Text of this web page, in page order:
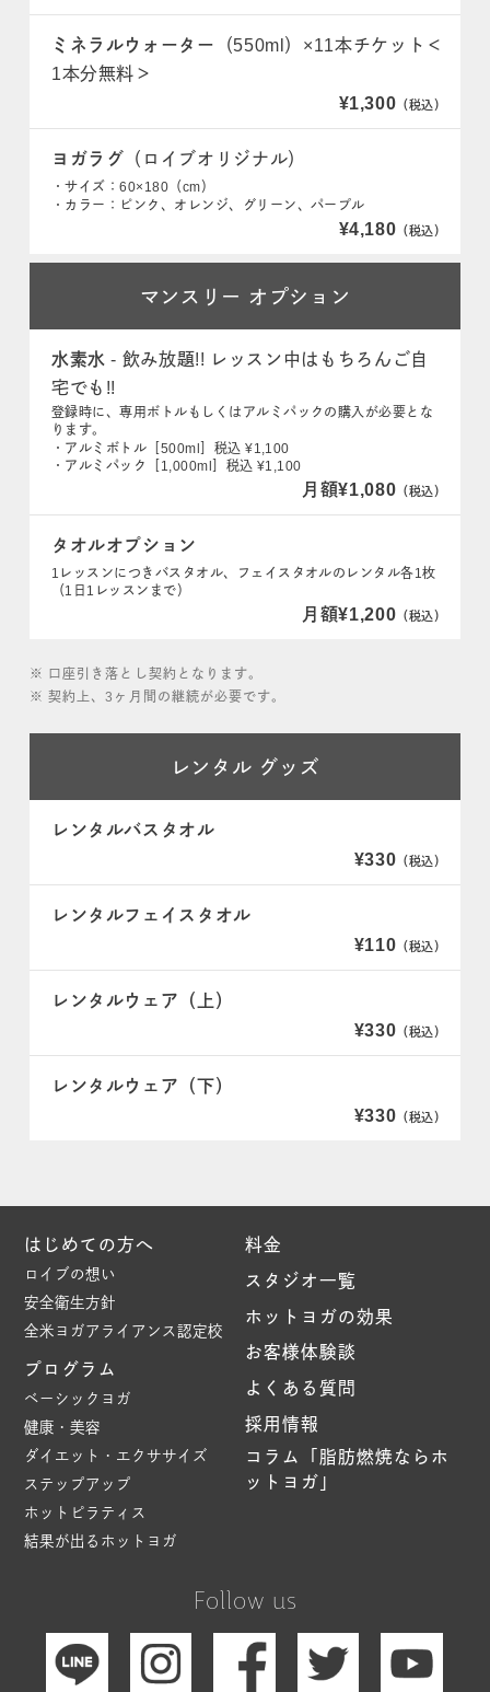
ミネラルウォーター （550ml）×11本チケット＜
1本分無料＞
¥1,300 （税込）
ヨガラグ （ロイブオリジナル）
・サイズ：60×180（cm）
・カラー：ピンク、オレンジ、グリーン、パープル
¥4,180 （税込）
マンスリー オプション
水素水 - 飲み放題!! レッスン中はもちろんご自
宅でも!!
登録時に、専用ボトルもしくはアルミパックの購入が必要とな
ります。
・アルミボトル［500ml］税込 ¥1,100
・アルミパック［1,000ml］税込 ¥1,100
月額¥1,080 （税込）
タオルオプション
1レッスンにつきバスタオル、フェイスタオルのレンタル各1枚
（1日1レッスンまで）
月額¥1,200 （税込）
※ 口座引き落とし契約となります。
※ 契約上、3ヶ月間の継続が必要です。
レンタル グッズ
レンタルバスタオル
¥330 （税込）
レンタルフェイスタオル
¥110 （税込）
レンタルウェア（上）
¥330 （税込）
レンタルウェア（下）
¥330 （税込）
Follow us
はじめての方へ
ロイブの想い
安全衛生方針
全米ヨガアライアンス認定校
プログラム
ベーシックヨガ
健康・美容
ダイエット・エクササイズ
ステップアップ
ホットピラティス
結果が出るホットヨガ
料金
スタジオ一覧
ホットヨガの効果
お客様体験談
よくある質問
採用情報
コラム「脂肪燃焼ならホ
ットヨガ」